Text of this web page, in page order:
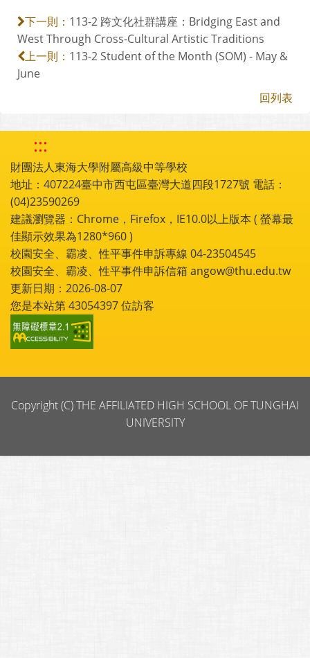
下一則： 113-2 跨文化社群講座：Bridging East and
West Through Cross-Cultural Artistic Traditions
上一則： 113-2 Student of the Month (SOM) - May &
June
回列表
:::
財團法人東海大學附屬高級中等學校
地址：407224臺中市西屯區臺灣大道四段1727號 電話：
(04)23590269
建議瀏覽器：Chrome，Firefox，IE10.0以上版本 ( 螢幕最
佳顯示效果為1280*960 )
校園安全、霸凌、性平事件申訴專線 04-23504545
校園安全、霸凌、性平事件申訴信箱 angow@thu.edu.tw
更新日期：2026-08-07
您是本站第43054397位訪客
Copyright (C) THE AFFILIATED HIGH SCHOOL OF TUNGHAI
UNIVERSITY